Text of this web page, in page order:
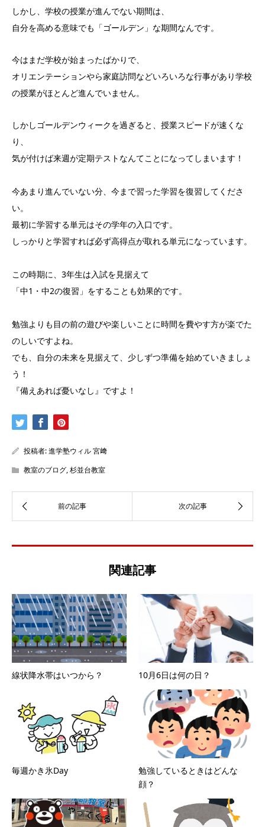
しかし、学校の授業が進んでない期間は、
自分を高める意味でも「ゴールデン」な期間なんです。
今はまだ学校が始まったばかりで、
オリエンテーションやら家庭訪問などいろいろな行事があり学校
の授業がほとんど進んでいません。
しかしゴールデンウィークを過ぎると、授業スピードが速くな
り、
気が付けば来週が定期テストなんてことになってしまいます！
今あまり進んでいない分、今まで習った学習を復習してくださ
い。
最初に学習する単元はその学年の入口です。
しっかりと学習すれば必ず高得点が取れる単元になっています。
この時期に、3年生は入試を見据えて
「中1・中2の復習」をすることも効果的です。
勉強よりも目の前の遊びや楽しいことに時間を費やす方が楽でた
のしいですよね。
でも、自分の未来を見据えて、少しずつ準備を始めていきましょ
う！
『備えあれば憂いなし』ですよ！
投稿者:進学塾ウィル 宮﨑
教室のブログ,杉並台教室
関連記事
線状降水帯はいつから？ 10月6日は何の日？
毎週かき氷Day
勉強しているときはどんな
顔？